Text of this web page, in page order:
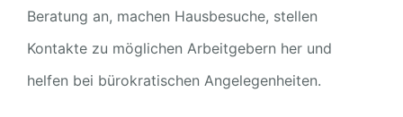
Beratung an, machen Hausbesuche, stellen
Kontakte zu möglichen Arbeitgebern her und
helfen bei bürokratischen Angelegenheiten.